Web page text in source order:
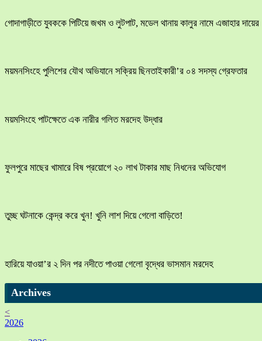
​গোদাগাড়ীতে যুবককে পিটিয়ে জখম ও লুটপাট, মডেল থানায় কালুর নামে এজাহার দায়ের
ময়মনসিংহে পুলিশের যৌথ অভিযানে সক্রিয় ছিনতাইকারী’র ০৪ সদস্য গ্রেফতার
ময়মসিংহে পাটক্ষেতে এক নারীর গলিত মরদেহ উদ্ধার
ফুলপুরে মাছের খামারে বিষ প্রয়োগে ২০ লাখ টাকার মাছ নিধনের অভিযোগ
তুচ্ছ ঘটনাকে কেন্দ্র করে খুন! খুনি লাশ দিয়ে গেলো বাড়িতে!
হারিয়ে যাওয়া’র ২ দিন পর নদীতে পাওয়া গেলো বৃদ্ধের ভাসমান মরদেহ
Archives
<
2026